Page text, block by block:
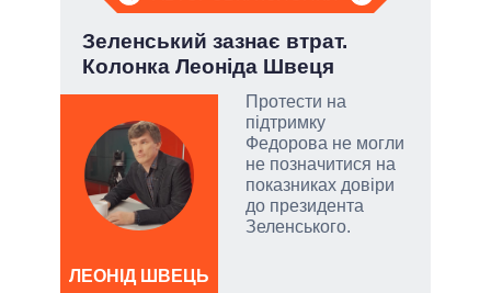
Зеленський зазнає втрат.
Колонка Леоніда Швеця
Протести на
підтримку
Федорова не могли
не позначитися на
показниках довіри
до президента
Зеленського.
ЛЕОНІД ШВЕЦЬ